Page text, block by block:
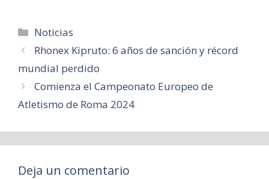
Categorías
Noticias
Rhonex Kipruto: 6 años de sanción y récord
mundial perdido
Comienza el Campeonato Europeo de
Atletismo de Roma 2024
Deja un comentario